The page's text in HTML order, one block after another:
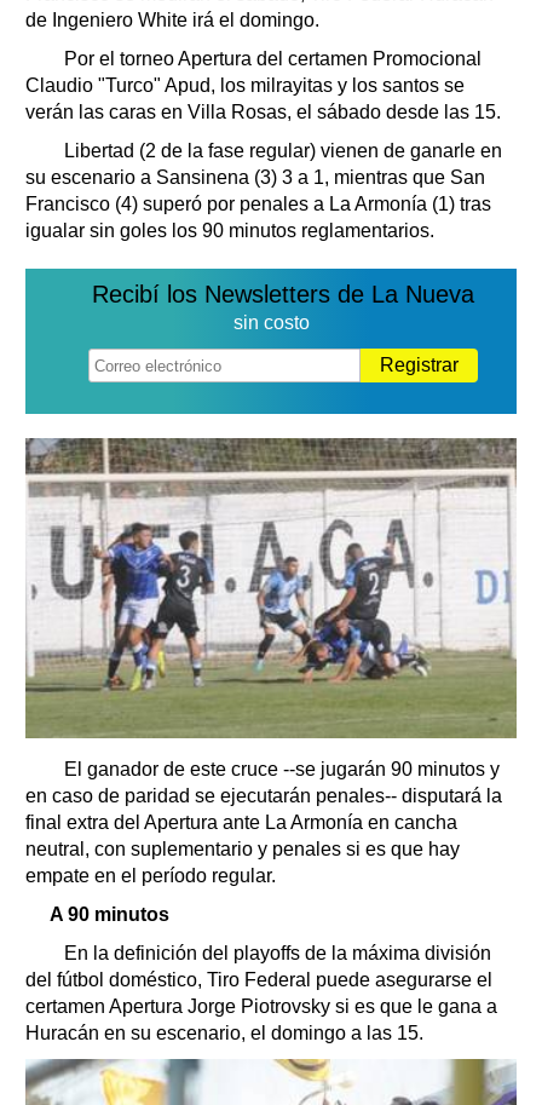
Servicios
Farmacias
Transportes
Loterías
Datos Útiles
Fúnebres
Edictos
Teléfonos de urgencia
de Ingeniero White irá el domingo.
Por el torneo Apertura del certamen Promocional
Claudio "Turco" Apud, los milrayitas y los santos se
verán las caras en Villa Rosas, el sábado desde las 15.
Libertad (2 de la fase regular) vienen de ganarle en
su escenario a Sansinena (3) 3 a 1, mientras que San
Francisco (4) superó por penales a La Armonía (1) tras
igualar sin goles los 90 minutos reglamentarios.
Recibí los Newsletters de La Nueva
sin costo
Registrar
El ganador de este cruce --se jugarán 90 minutos y
en caso de paridad se ejecutarán penales-- disputará la
final extra del Apertura ante La Armonía en cancha
neutral, con suplementario y penales si es que hay
empate en el período regular.
A 90 minutos
En la definición del playoffs de la máxima división
del fútbol doméstico, Tiro Federal puede asegurarse el
certamen Apertura Jorge Piotrovsky si es que le gana a
Huracán en su escenario, el domingo a las 15.